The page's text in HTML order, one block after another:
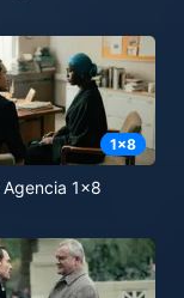
1x8
Agencia 1x8